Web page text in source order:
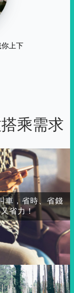
上下
乘需求
車，省時、省錢
又省力！